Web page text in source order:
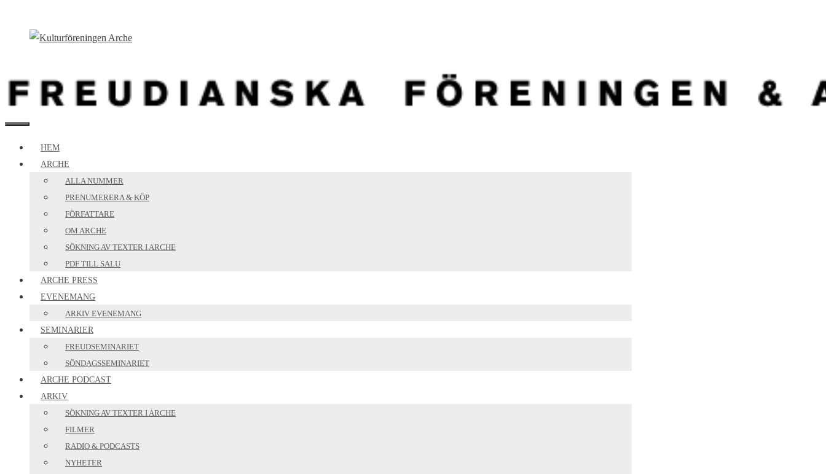
MENY
HEM
ARCHE
ALLA NUMMER
PRENUMERERA & KÖP
FÖRFATTARE
OM ARCHE
SÖKNING AV TEXTER I ARCHE
PDF TILL SALU
ARCHE PRESS
EVENEMANG
ARKIV EVENEMANG
SEMINARIER
FREUDSEMINARIET
SÖNDAGSSEMINARIET
ARCHE PODCAST
ARKIV
SÖKNING AV TEXTER I ARCHE
FILMER
RADIO & PODCASTS
NYHETER